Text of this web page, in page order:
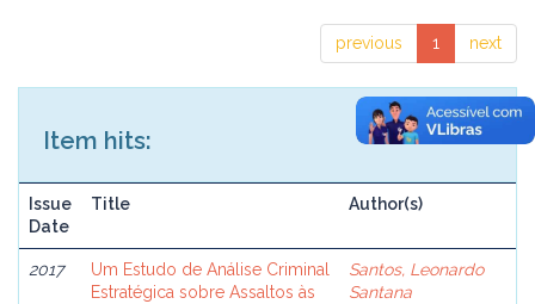
previous 1 next
Item hits:
Issue
Date
Title Author(s)
2017
Um Estudo de Análise Criminal
Estratégica sobre Assaltos às
Santos, Leonardo
Santana